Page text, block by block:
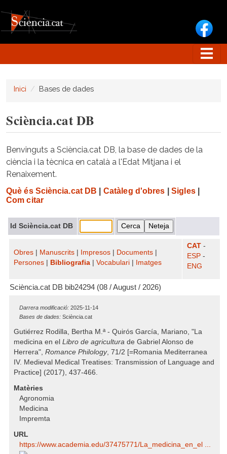
Inici Bases de dades
Sciència.cat DB
Benvinguts a Sciència.cat DB, la base de dades de la
ciència i la tècnica en català a l'Edat Mitjana i el
Renaixement.
Què és Sciència.cat DB Catàleg d'obres Sigles|
Com citar
Id Sciència.cat DB
Obres Manuscrits Impresos Documents
Persones
Bibliografia Vocabulari Imatges
CAT -
ESP -
ENG
Sciència.cat DB bib24294 (08 / August / 2026)
Darrera modificació: 2025-11-14
Bases de dades: Sciència.cat
Gutiérrez Rodilla, Bertha M.ª - Quirós García, Mariano, "La
medicina en el Libro de agricultura de Gabriel Alonso de
Herrera", Romance Philology, 71/2 [=Romania Mediterranea
IV. Medieval Medical Treatises: Transmission of Language and
Practice] (2017), 437-466.
Matèries
Agronomia
Medicina
Impremta
URL
https:/​/​www.academia.edu/​37475771/​La_medicina_en_el ...